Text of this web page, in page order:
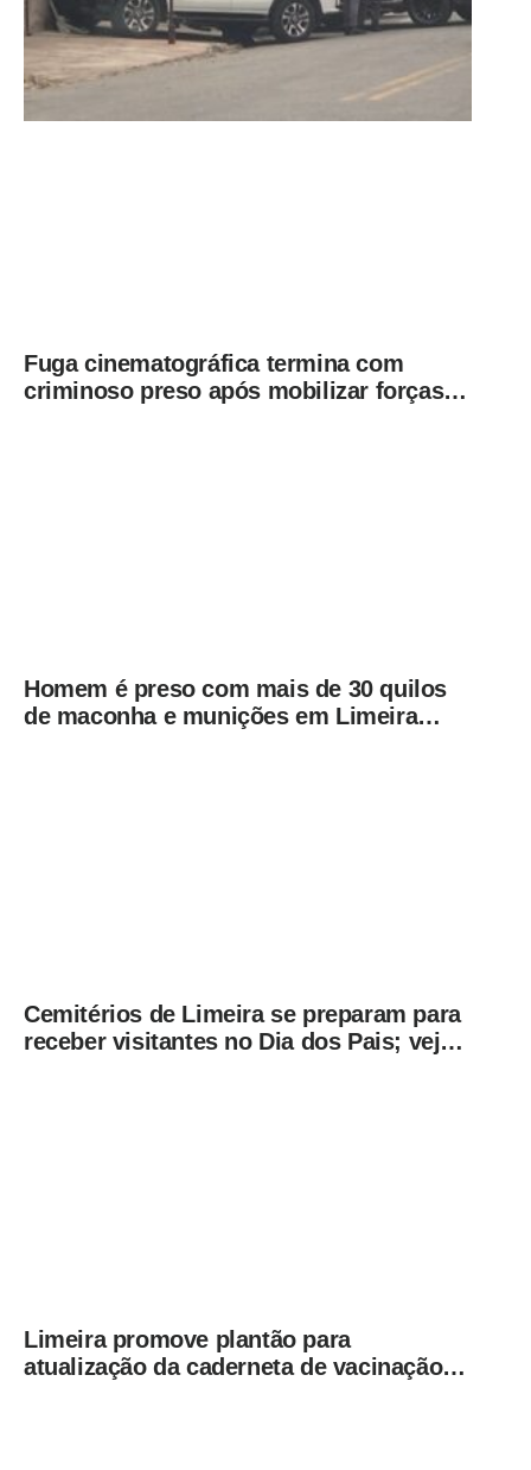
Fuga cinematográfica termina com
criminoso preso após mobilizar forças
Homem é preso com mais de 30 quilos
de maconha e munições em Limeira
Cemitérios de Limeira se preparam para
receber visitantes no Dia dos Pais; veja
Limeira promove plantão para
atualização da caderneta de vacinação